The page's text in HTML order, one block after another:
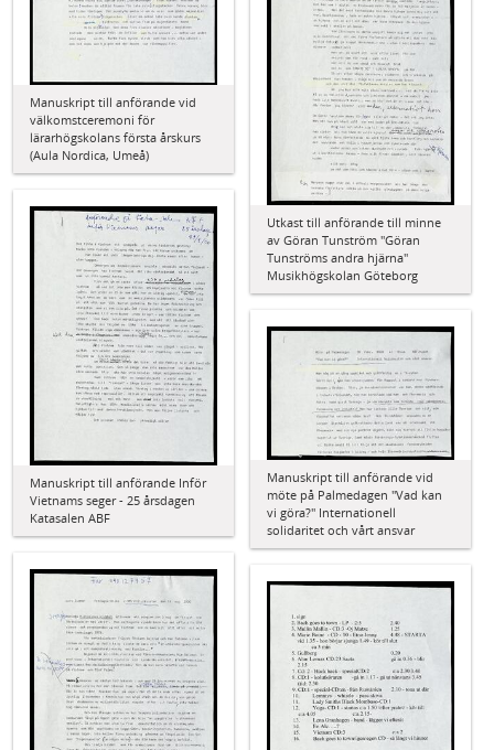
Manuskript till anförande vid
välkomstceremoni för
lärarhögskolans första årskurs
(Aula Nordica, Umeå)
Utkast till anförande till minne
av Göran Tunström "Göran
Tunströms andra hjärna"
Musikhögskolan Göteborg
Manuskript till anförande Inför
Vietnams seger - 25 årsdagen
Katasalen ABF
Manuskript till anförande vid
möte på Palmedagen "Vad kan
vi göra?" Internationell
solidaritet och vårt ansvar